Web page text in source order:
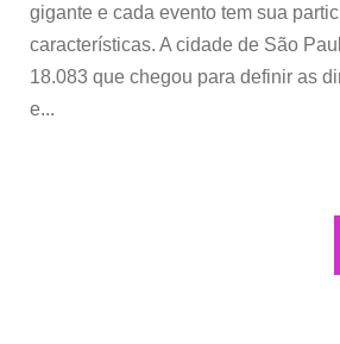
gigante e cada evento tem sua
características. A cidade de São
18.083 que chegou para definir as
e...